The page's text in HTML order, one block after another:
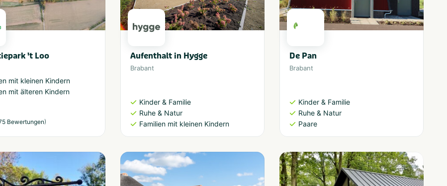
't Loo
mit kleinen Kindern
mit älteren Kindern
Bewertungen)
Aufenthalt in Hygge
Brabant
Kinder & Familie
Ruhe & Natur
Familien mit kleinen Kindern
De Pan
Brabant
Kinder & Familie
Ruhe & Natur
Paare